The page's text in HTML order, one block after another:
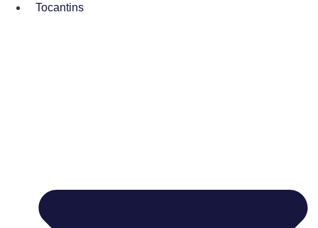
Tocantins